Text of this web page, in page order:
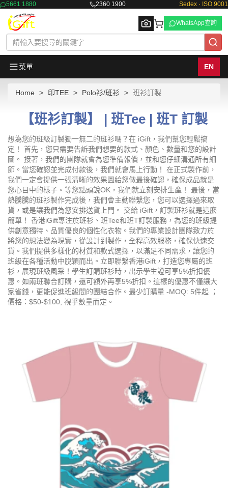
5661 1880 2360 1900 Sedex · ISO 9001
Browse
WhatsApp查詢
菜單 EN
Home 印TEE Polo衫/班衫 班衫訂製
【班衫訂製】 | 班Tee | 班T 訂製
想為您的班級訂製獨一無二的班衫嗎？在 iGift，我們幫您輕鬆搞
定！ 首先，您只需要告訴我們想要的款式、顏色、數量和您的設計
圖。 接著，我們的團隊就會為您準備報價，並和您仔細溝通所有細
節。當您確認並完成付款後，我們就會馬上行動！ 在正式製作前，
我們一定會提供一張清晰的效果圖給您做最後確認，確保成品就是
您心目中的樣子。等您點頭說OK，我們就立刻安排生產！ 最後，當
熱騰騰的班衫製作完成後，我們會主動聯繫您，您可以選擇過來取
貨，或是讓我們為您安排送貨上門。 交給 iGift，訂製班衫就是這麼
簡單！ 香港iGift專注於班衫、班Tee和班T訂製服務，為您的班級提
供創意獨特、品質優良的個性化衣物。我們的專業設計團隊致力於
將您的想法變為現實，從設計到製作，全程高效服務，確保快速交
貨。我們提供多樣化的材質和款式選擇，以滿足不同需求，讓您的
班級在各種活動中脫穎而出。立即聯繫香港iGift，打造您專屬的班
衫，展現班級風采！學生訂購班衫時，出示學生證可享5%折扣優
惠。如兩班聯合訂購，還可額外再享5%折扣。這樣的優惠不僅讓大
家省錢，更能促進班級間的團結合作。最少訂購量 -MOQ: 5件起 ；
價格：$50-$100, 視乎數量而定。